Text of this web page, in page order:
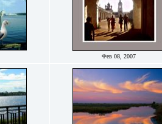
Фев 08, 2007